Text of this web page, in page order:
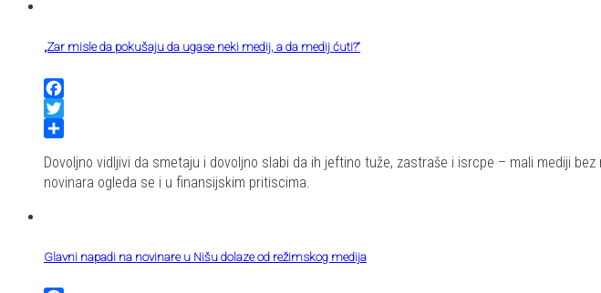
„Zar misle da pokušaju da ugase neki medij, a da medij ćuti?“
Facebook
Twitter
Dovoljno vidljivi da smetaju i dovoljno slabi da ih jeftino tuže, zastraše i isrcpe – mali mediji
novinara ogleda se i u finansijskim pritiscima.
Glavni napadi na novinare u Nišu dolaze od režimskog medija